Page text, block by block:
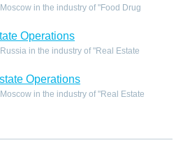
in the industry of "Food Drug
Operations
in the industry of "Real Estate
Operations
in the industry of "Real Estate